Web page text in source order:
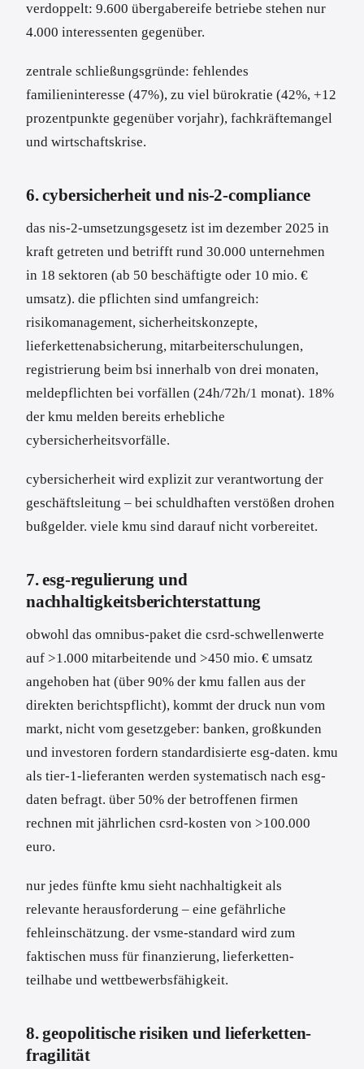
verdoppelt: 9.600 übergabereife betriebe stehen nur
4.000 interessenten gegenüber.
zentrale schließungsgründe: fehlendes
familieninteresse (47%), zu viel bürokratie (42%, +12
prozentpunkte gegenüber vorjahr), fachkräftemangel
und wirtschaftskrise.
6. cybersicherheit und nis-2-compliance
das nis-2-umsetzungsgesetz ist im dezember 2025 in
kraft getreten und betrifft rund 30.000 unternehmen
in 18 sektoren (ab 50 beschäftigte oder 10 mio. €
umsatz). die pflichten sind umfangreich:
risikomanagement, sicherheitskonzepte,
lieferkettenabsicherung, mitarbeiterschulungen,
registrierung beim bsi innerhalb von drei monaten,
meldepflichten bei vorfällen (24h/72h/1 monat). 18%
der kmu melden bereits erhebliche
cybersicherheitsvorfälle.
cybersicherheit wird explizit zur verantwortung der
geschäftsleitung – bei schuldhaften verstößen drohen
bußgelder. viele kmu sind darauf nicht vorbereitet.
7. esg-regulierung und
nachhaltigkeitsberichterstattung
obwohl das omnibus-paket die csrd-schwellenwerte
auf >1.000 mitarbeitende und >450 mio. € umsatz
angehoben hat (über 90% der kmu fallen aus der
direkten berichtspflicht), kommt der druck nun vom
markt, nicht vom gesetzgeber: banken, großkunden
und investoren fordern standardisierte esg-daten. kmu
als tier-1-lieferanten werden systematisch nach esg-
daten befragt. über 50% der betroffenen firmen
rechnen mit jährlichen csrd-kosten von >100.000
euro.
nur jedes fünfte kmu sieht nachhaltigkeit als
relevante herausforderung – eine gefährliche
fehleinschätzung. der vsme-standard wird zum
faktischen muss für finanzierung, lieferketten-
teilhabe und wettbewerbsfähigkeit.
8. geopolitische risiken und lieferketten-
fragilität